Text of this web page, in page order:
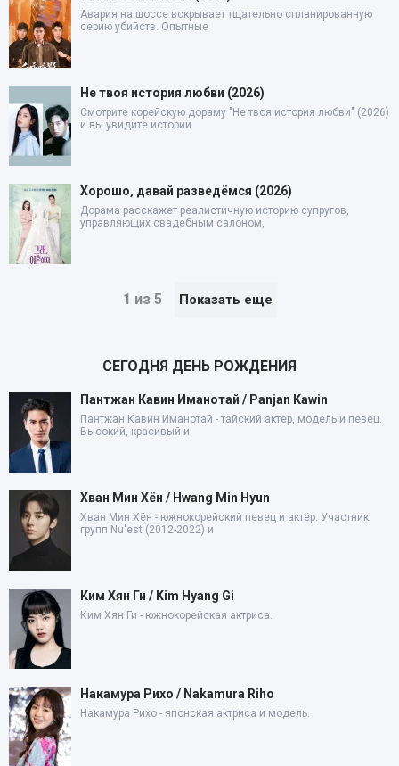
Авария на шоссе вскрывает тщательно спланированную
серию убийств. Опытные
Не твоя история любви (2026)
Смотрите корейскую дораму "Не твоя история любви" (2026)
и вы увидите истории
Хорошо, давай разведёмся (2026)
Дорама расскажет реалистичную историю супругов,
управляющих свадебным салоном,
1 из 5 Показать еще
СЕГОДНЯ ДЕНЬ РОЖДЕНИЯ
Пантжан Кавин Иманотай / Panjan Kawin
Пантжан Кавин Иманотай - тайский актер, модель и певец.
Высокий, красивый и
Хван Мин Хён / Hwang Min Hyun
Хван Мин Хён - южнокорейский певец и актёр. Участник
групп Nu'est (2012-2022) и
Ким Хян Ги / Kim Hyang Gi
Ким Хян Ги - южнокорейская актриса.
Накамура Рихо / Nakamura Riho
Накамура Рихо - японская актриса и модель.